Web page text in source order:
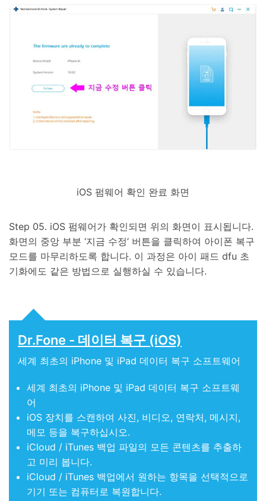
iOS 펌웨어 확인 완료 화면
Step 05. iOS 펌웨어가 확인되면 위의 화면이 표시됩니다.
화면의 중앙 부분 ‘지금 수정’ 버튼을 클릭하여 아이폰 복구
모드를 마무리하도록 합니다. 이 과정은 아이 패드 dfu 초
기화에도 같은 방법으로 실행하실 수 있습니다.
Dr.Fone - 데이터 복구 (iOS)
세계 최초의 iPhone 및 iPad 데이터 복구 소프트웨어
세계 최초의 iPhone 및 iPad 데이터 복구 소프트웨
어
iOS 장치를 스캔하여 사진, 비디오, 연락처, 메시지,
메모 등을 복구하십시오.
iCloud / iTunes 백업 파일의 모든 콘텐츠를 추출하
고 미리 봅니다.
iCloud / iTunes 백업에서 원하는 항목을 선택적으로
기기 또는 컴퓨터로 복원합니다.